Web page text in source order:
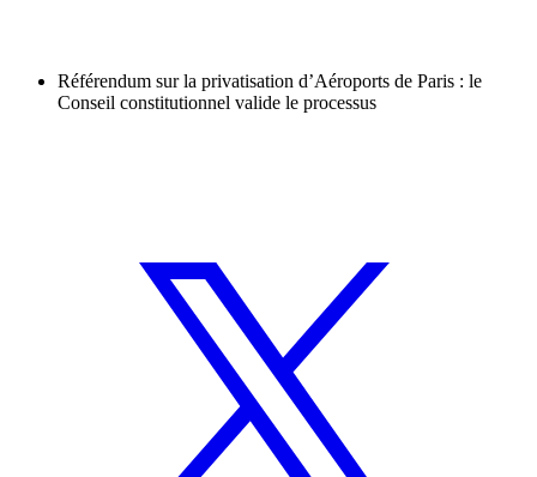
Référendum sur la privatisation d’Aéroports de Paris : le
Conseil constitutionnel valide le processus